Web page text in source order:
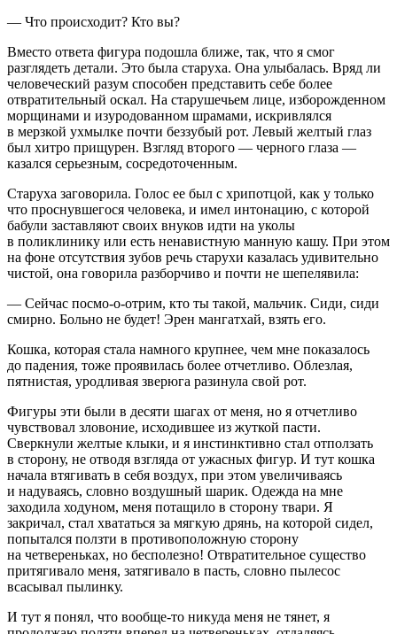
— Что происходит? Кто вы?
Вместо ответа фигура подошла ближе, так, что я смог
разглядеть детали. Это была старуха. Она улыбалась. Вряд ли
человеческий разум способен представить себе более
отвратительный оскал. На старушечьем лице, изборожденном
морщинами и изуродованном шрамами, искривлялся
в мерзкой ухмылке почти беззубый рот. Левый желтый глаз
был хитро прищурен. Взгляд второго — черного глаза —
казался серьезным, сосредоточенным.
Старуха заговорила. Голос ее был с хрипотцой, как у только
что проснувшегося человека, и имел интонацию, с которой
бабули заставляют своих внуков идти на уколы
в поликлинику или есть ненавистную манную кашу. При этом
на фоне отсутствия зубов речь старухи казалась удивительно
чистой, она говорила разборчиво и почти не шепелявила:
— Сейчас посмо-о-отрим, кто ты такой, мальчик. Сиди, сиди
смирно. Больно не будет! Эрен мангатхай, взять его.
Кошка, которая стала намного крупнее, чем мне показалось
до падения, тоже проявилась более отчетливо. Облезлая,
пятнистая, уродливая зверюга разинула свой рот.
Фигуры эти были в десяти шагах от меня, но я отчетливо
чувствовал зловоние, исходившее из жуткой пасти.
Сверкнули желтые клыки, и я инстинктивно стал отползать
в сторону, не отводя взгляда от ужасных фигур. И тут кошка
начала втягивать в себя воздух, при этом увеличиваясь
и надуваясь, словно воздушный шарик. Одежда на мне
заходила ходуном, меня потащило в сторону твари. Я
закричал, стал хвататься за мягкую дрянь, на которой сидел,
попытался ползти в противоположную сторону
на четвереньках, но бесполезно! Отвратительное существо
притягивало меня, затягивало в пасть, словно пылесос
всасывал пылинку.
И тут я понял, что вообще-то никуда меня не тянет, я